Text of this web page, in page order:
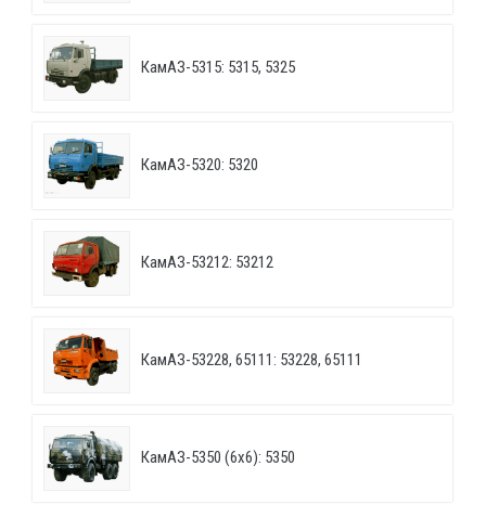
КамАЗ-5315: 5315, 5325
КамАЗ-5320: 5320
КамАЗ-53212: 53212
КамАЗ-53228, 65111: 53228, 65111
КамАЗ-5350 (6х6): 5350